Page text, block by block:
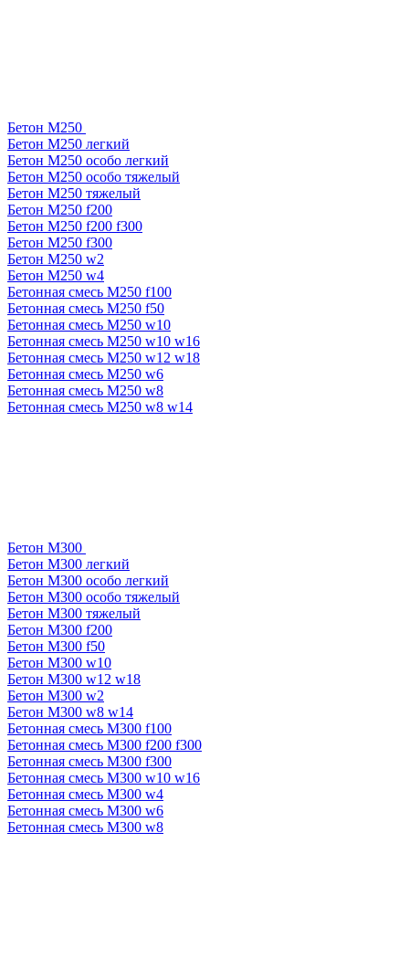
Бетон М250
Бетон М250 легкий
Бетон М250 особо легкий
Бетон М250 особо тяжелый
Бетон М250 тяжелый
Бетон М250 f200
Бетон М250 f200 f300
Бетон М250 f300
Бетон М250 w2
Бетон М250 w4
Бетонная смесь М250 f100
Бетонная смесь М250 f50
Бетонная смесь М250 w10
Бетонная смесь М250 w10 w16
Бетонная смесь М250 w12 w18
Бетонная смесь М250 w6
Бетонная смесь М250 w8
Бетонная смесь М250 w8 w14
Бетон М300
Бетон М300 легкий
Бетон М300 особо легкий
Бетон М300 особо тяжелый
Бетон М300 тяжелый
Бетон М300 f200
Бетон М300 f50
Бетон М300 w10
Бетон М300 w12 w18
Бетон М300 w2
Бетон М300 w8 w14
Бетонная смесь М300 f100
Бетонная смесь М300 f200 f300
Бетонная смесь М300 f300
Бетонная смесь М300 w10 w16
Бетонная смесь М300 w4
Бетонная смесь М300 w6
Бетонная смесь М300 w8